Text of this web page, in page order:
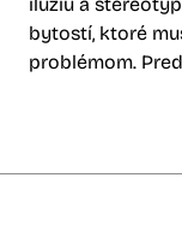
bytostí, ktoré
problémom.